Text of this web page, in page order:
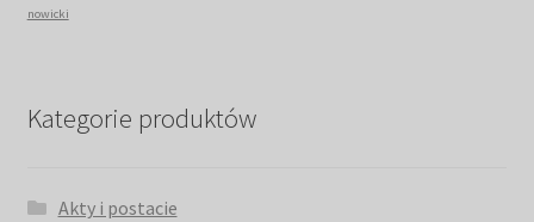
nowicki
Kategorie produktów
Akty i postacie